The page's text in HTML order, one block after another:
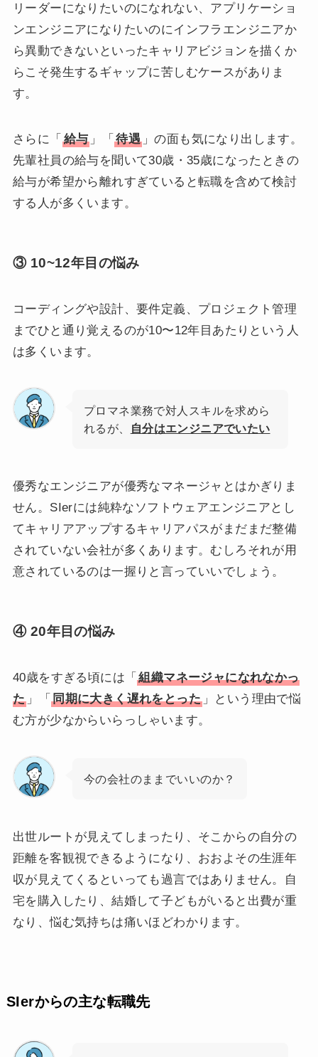
リーダーになりたいのになれない、アプリケーショ
ンエンジニアになりたいのにインフラエンジニアか
ら異動できないといったキャリアビジョンを描くか
らこそ発生するギャップに苦しむケースがありま
す。
さらに「 給与 」「待遇」の面も気になり出します。
先輩社員の給与を聞いて30歳・35歳になったときの
給与が希望から離れすぎていると転職を含めて検討
する人が多くいます。
③ 10~12年目の悩み
コーディングや設計、要件定義、プロジェクト管理
までひと通り覚えるのが10〜12年目あたりという人
は多くいます。
プロマネ業務で対人スキルを求めら
れるが、
自分はエンジニアでいたい
優秀なエンジニアが優秀なマネージャとはかぎりま
せん。SIerには純粋なソフトウェアエンジニアとし
てキャリアアップするキャリアパスがまだまだ整備
されていない会社が多くあります。むしろそれが用
意されているのは一握りと言っていいでしょう。
④ 20年目の悩み
40歳をすぎる頃には「組織マネージャになれなかっ
た 」「同期に大きく遅れをとった」という理由で悩
む方が少なからいらっしゃいます。
今の会社のままでいいのか？
出世ルートが見えてしまったり、そこからの自分の
距離を客観視できるようになり、おおよその生涯年
収が見えてくるといっても過言ではありません。自
宅を購入したり、結婚して子どもがいると出費が重
なり、悩む気持ちは痛いほどわかります。
SIerからの主な転職先